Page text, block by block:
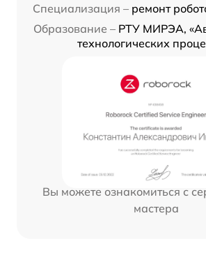
Специализация – ремонт
Образование – РТУ МИРЭА,
технологических
Вы можете ознакомиться с
мастера